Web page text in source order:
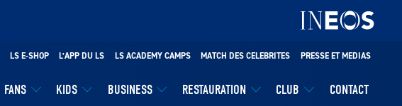
FANS KIDS BUSINESS RESTAURATION CLUB CONTACT
LS E-SHOP L’APP DU LS LS ACADEMY CAMPS MATCH DES CELEBRITES PRESSE ET MEDIAS